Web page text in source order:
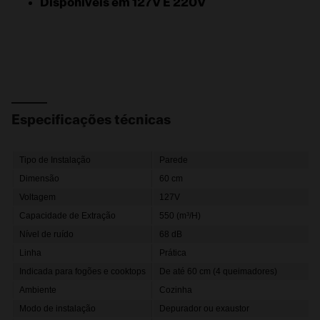
Disponíveis em 127V E 220V
Especificações técnicas
Tipo de Instalação
Parede
Dimensão
60 cm
Voltagem
127V
Capacidade de Extração
550 (m³/H)
Nível de ruído
68 dB
Linha
Prática
Indicada para fogões e cooktops
De até 60 cm (4 queimadores)
Ambiente
Cozinha
Modo de instalação
Depurador ou exaustor